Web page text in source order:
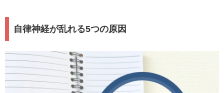
自律神経が乱れる5つの原因